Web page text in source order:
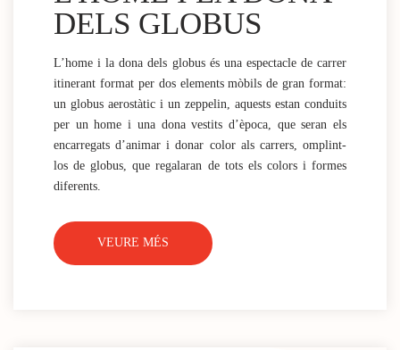
DELS GLOBUS
L’home i la dona dels globus és una espectacle de carrer
itinerant format per dos elements mòbils de gran format:
un globus aerostàtic i un zeppelin, aquests estan conduits
per un home i una dona vestits d’època, que seran els
encarregats d’animar i donar color als carrers, omplint-
los de globus, que regalaran de tots els colors i formes
diferents.
VEURE MÉS